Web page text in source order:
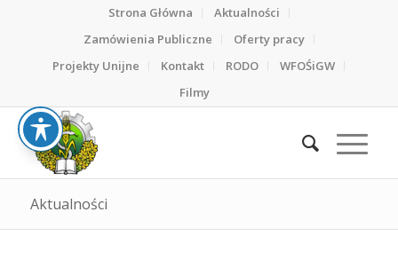
Strona Główna
Aktualności
Zamówienia Publiczne
Oferty pracy
Projekty Unijne
Kontakt RODO
WFOŚiGW
Filmy
Aktualności